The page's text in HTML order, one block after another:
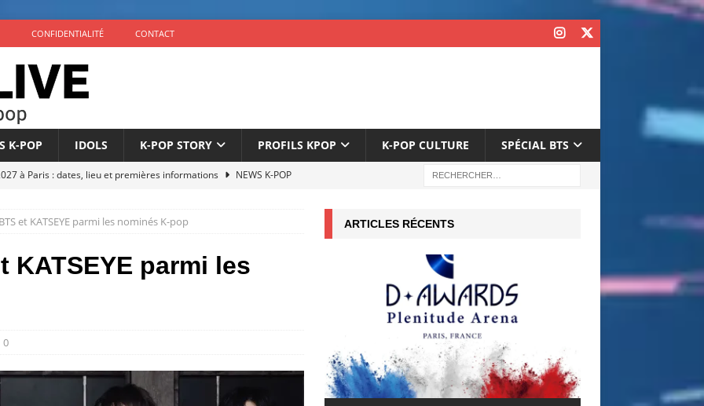
CONFIDENTIALITÉ CONTACT
K-POP IDOLS K-POP STORY PROFILS KPOP K-POP CULTURE SPÉCIAL BTS
à Paris : dates, lieu et premières informations
NEWS K-POP
son comeback avec l’EP ‘The Phase’ le 4 septembre
son retour à 9 membres sous un nouveau label
et KATSEYE parmi les nominés K-pop
KATSEYE parmi les
0
ARTICLES RÉCENTS